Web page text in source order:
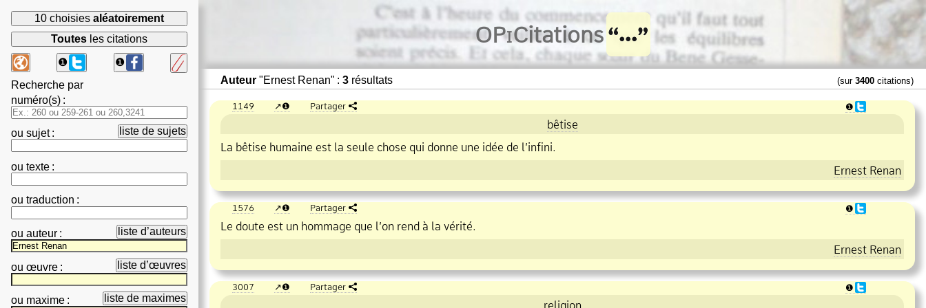
10 choisies aléatoirement
Toutes les citations
❶
❶
Recherche par
numéro(s) :
ou sujet: liste de sujets
ou texte :
ou traduction :
ou auteur : liste d’auteurs
ou œuvre : liste d’œuvres
ou maxime : liste de maximes
OPiCitations
Auteur "Ernest Renan" : 3 résultats (sur 3400 citations)
1149 ❶ Partager ❶
bêtise
La bêtise humaine est la seule chose qui donne une idée de l’infini.
Ernest Renan
1576 ❶ Partager ❶
Le doute est un hommage que l’on rend à la vérité.
Ernest Renan
3007 ❶ Partager ❶
religion